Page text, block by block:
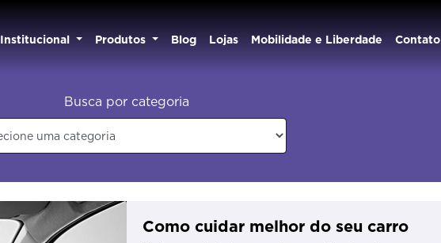
Institucional Produtos Blog Lojas Mobilidade e Liberdade Contato
Busca por categoria
Como cuidar melhor do seu carro